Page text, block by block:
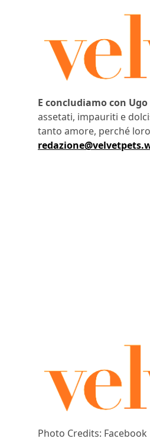
E concludiamo con
assetati, impauriti e
tanto amore, perché
Photo Credits: Facebook